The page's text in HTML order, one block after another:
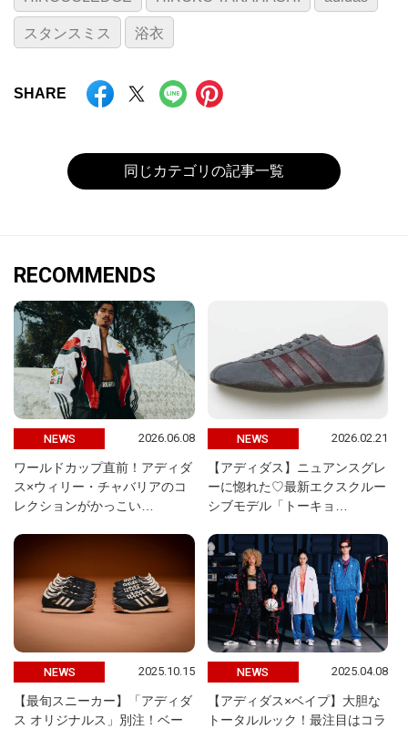
スタンスミス 浴衣
SHARE
同じカテゴリの記事一覧
RECOMMENDS
NEWS 2026.06.08
ワールドカップ直前！アディダ
ス×ウィリー・チャバリアのコ
レクションがかっこい…
NEWS 2026.02.21
【アディダス】ニュアンスグレ
ーに惚れた♡最新エクスクルー
シブモデル「トーキョ…
NEWS 2025.10.15
【最旬スニーカー】「アディダ
ス オリジナルス」別注！ベー
NEWS 2025.04.08
【アディダス×ベイプ】大胆な
トータルルック！最注目はコラ